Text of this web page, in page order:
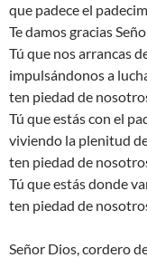
que padece el
Te damos gracias
Tú que nos arrancas
impulsándonos a
ten piedad de
Tú que estás con el
viviendo la plenitud
ten piedad de
Tú que estás donde
ten piedad de
Señor Dios, cordero